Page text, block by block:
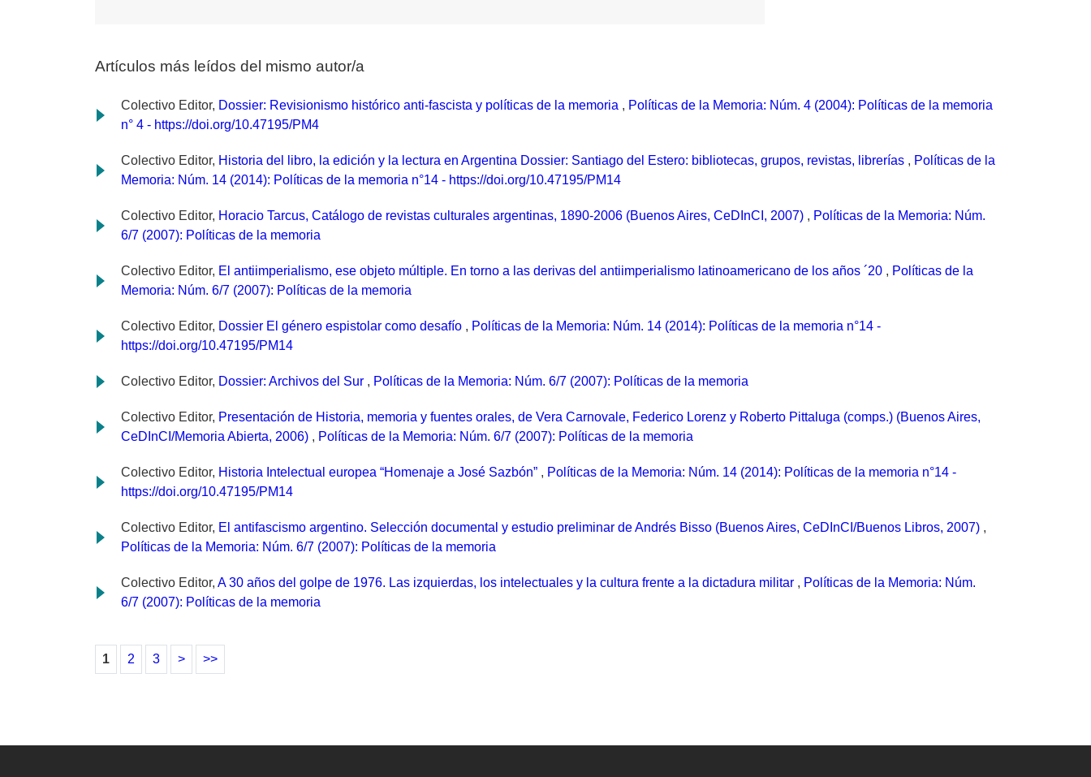
Artículos más leídos del mismo autor/a
Colectivo Editor, Dossier: Revisionismo histórico anti-fascista y políticas de la memoria , Políticas de la Memoria: Núm. 4 (2004): Políticas de la memoria
n° 4 - https://doi.org/10.47195/PM4
Colectivo Editor, Historia del libro, la edición y la lectura en Argentina Dossier: Santiago del Estero: bibliotecas, grupos, revistas, librerías , Políticas de la
Memoria: Núm. 14 (2014): Políticas de la memoria n°14 - https://doi.org/10.47195/PM14
Colectivo Editor, Horacio Tarcus, Catálogo de revistas culturales argentinas, 1890-2006 (Buenos Aires, CeDInCI, 2007) , Políticas de la Memoria: Núm.
6/7 (2007): Políticas de la memoria
Colectivo Editor, El antiimperialismo, ese objeto múltiple. En torno a las derivas del antiimperialismo latinoamericano de los años ´20 , Políticas de la
Memoria: Núm. 6/7 (2007): Políticas de la memoria
Colectivo Editor, Dossier El género espistolar como desafío , Políticas de la Memoria: Núm. 14 (2014): Políticas de la memoria n°14 -
https://doi.org/10.47195/PM14
Colectivo Editor, Dossier: Archivos del Sur , Políticas de la Memoria: Núm. 6/7 (2007): Políticas de la memoria
Colectivo Editor, Presentación de Historia, memoria y fuentes orales, de Vera Carnovale, Federico Lorenz y Roberto Pittaluga (comps.) (Buenos Aires,
CeDInCI/Memoria Abierta, 2006) , Políticas de la Memoria: Núm. 6/7 (2007): Políticas de la memoria
Colectivo Editor, Historia Intelectual europea “Homenaje a José Sazbón” , Políticas de la Memoria: Núm. 14 (2014): Políticas de la memoria n°14 -
https://doi.org/10.47195/PM14
Colectivo Editor, El antifascismo argentino. Selección documental y estudio preliminar de Andrés Bisso (Buenos Aires, CeDInCI/Buenos Libros, 2007) ,
Políticas de la Memoria: Núm. 6/7 (2007): Políticas de la memoria
Colectivo Editor, A 30 años del golpe de 1976. Las izquierdas, los intelectuales y la cultura frente a la dictadura militar , Políticas de la Memoria: Núm.
6/7 (2007): Políticas de la memoria
1 2 3 > >>